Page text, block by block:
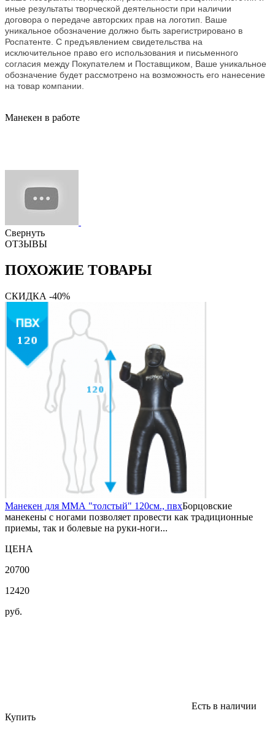
иные результаты творческой деятельности при наличии
договора о передаче авторских прав на логотип. Ваше
уникальное обозначение должно быть зарегистрировано в
Роспатенте. С предъявлением свидетельства на
исключительное право его использования и письменного
согласия между Покупателем и Поставщиком, Ваше уникальное
обозначение будет рассмотрено на возможность его нанесение
на товар компании.
Манекен в работе
Свернуть
ОТЗЫВЫ
ПОХОЖИЕ ТОВАРЫ
СКИДКА -40%
Манекен для ММА "толстый" 120см., пвхБорцовские
манекены с ногами позволяет провести как традиционные
приемы, так и болевые на руки-ноги...
ЦЕНА
20700
12420
руб.
Есть в наличии
Купить